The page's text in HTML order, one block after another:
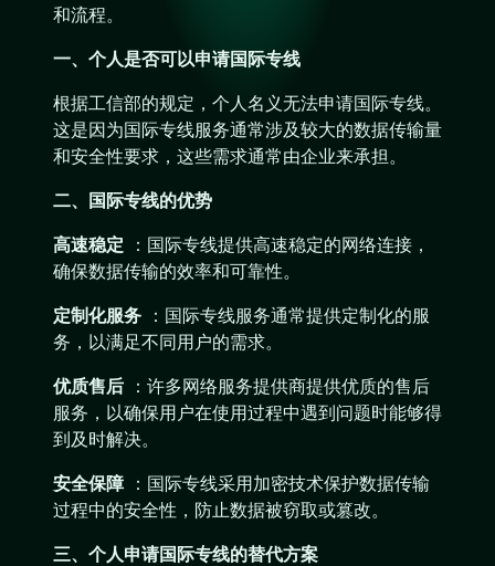
和流程。
一、个人是否可以申请国际专线
根据工信部的规定，个人名义无法申请国际专线。
这是因为国际专线服务通常涉及较大的数据传输量
和安全性要求，这些需求通常由企业来承担。
二、国际专线的优势
高速稳定 ：国际专线提供高速稳定的网络连接，
确保数据传输的效率和可靠性。
定制化服务 ：国际专线服务通常提供定制化的服
务，以满足不同用户的需求。
优质售后 ：许多网络服务提供商提供优质的售后
服务，以确保用户在使用过程中遇到问题时能够得
到及时解决。
安全保障：国际专线采用加密技术保护数据传输
过程中的安全性，防止数据被窃取或篡改。
三、个人申请国际专线的替代方案